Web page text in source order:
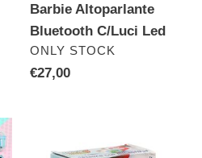
Barbie Altoparlante
Bluetooth C/Luci Led
VENDITORE
ONLY STOCK
Prezzo
€27,00
C/Microfono